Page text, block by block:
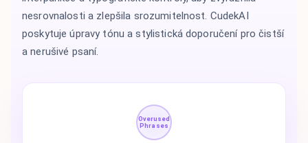
Overused
Phrases
nesrovnalosti a zlepšila srozumitelnost. CudekAI
poskytuje úpravy tónu a stylistická doporučení pro čistší
a nerušivé psaní.